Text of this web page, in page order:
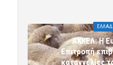
ΑΚΚΕΛ: Η
Επιτροπή
καταγγελίες